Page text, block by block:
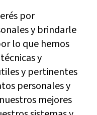
por
y brindarle
lo que hemos
y
y pertinentes
personales y
mejores